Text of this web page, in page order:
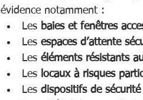
évidence notamment :
Les baies et fenêtres
Les espaces d’attente
Les éléments résistants
Les locaux à risques
Les dispositifs de